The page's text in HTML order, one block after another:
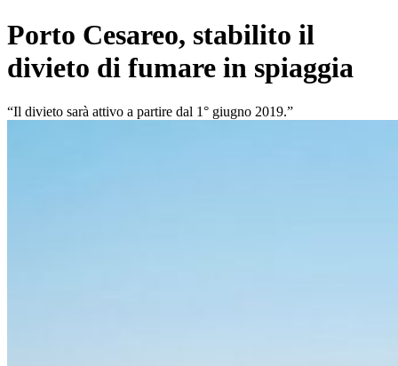
Porto Cesareo, stabilito il
divieto di fumare in spiaggia
“Il divieto sarà attivo a partire dal 1° giugno 2019.”